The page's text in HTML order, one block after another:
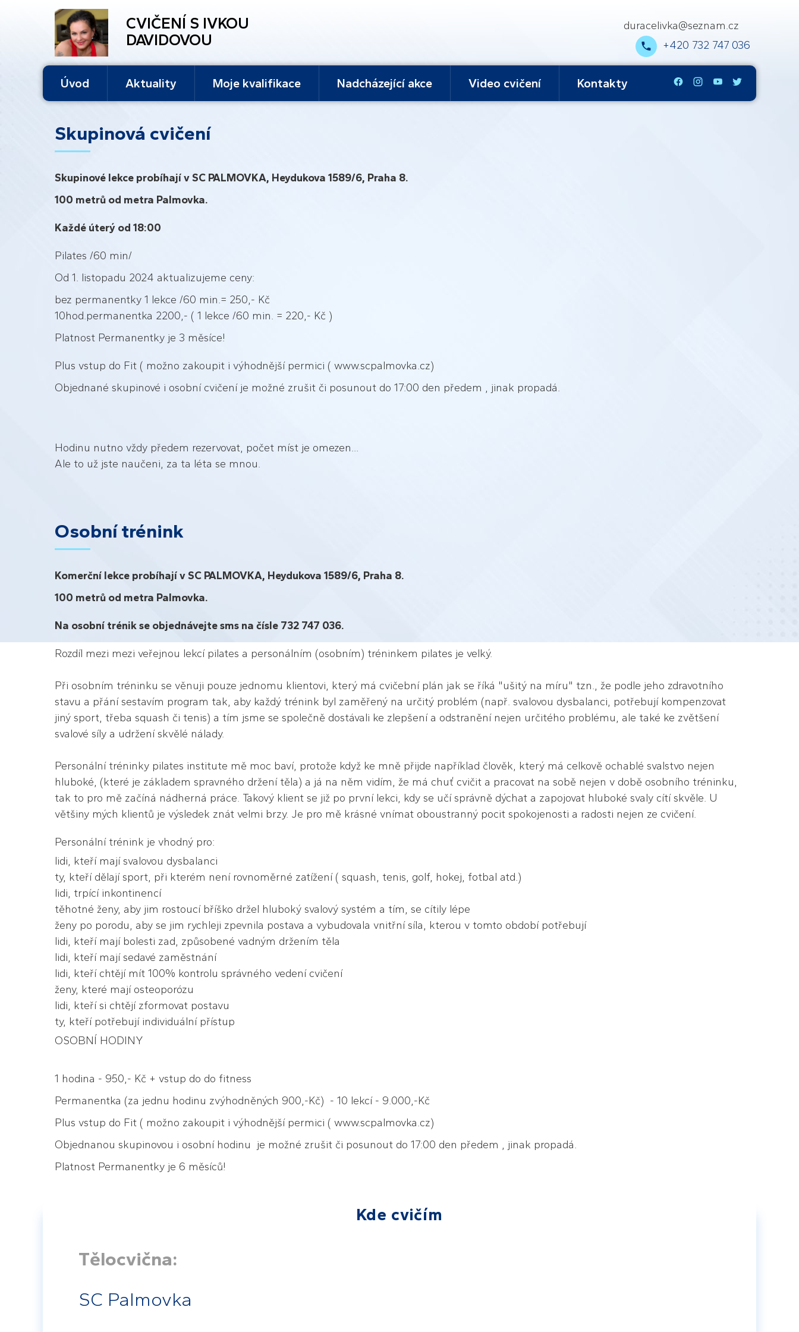
CVIČENÍ S IVKOU
DAVIDOVOU
duracelivka@seznam.cz
+420 732 747 036
Úvod Aktuality Moje kvalifikace Nadcházející akce Video cvičení Kontakty
Skupinová cvičení
Skupinové lekce probíhají v SC PALMOVKA, Heydukova 1589/6, Praha 8.
100 metrů od metra Palmovka.
Každé úterý od 18:00
Pilates /60 min/
Od 1. listopadu 2024 aktualizujeme ceny:
bez permanentky 1 lekce /60 min.= 250,- Kč
10hod.permanentka 2200,- ( 1 lekce /60 min. = 220,- Kč )
Platnost Permanentky je 3 měsíce!
Plus vstup do Fit ( možno zakoupit i výhodnější permici ( www.scpalmovka.cz)
Objednané skupinové i osobní cvičení je možné zrušit či posunout do 17:00 den předem , jinak propadá.
Hodinu nutno vždy předem rezervovat, počet míst je omezen...
Ale to už jste naučeni, za ta léta se mnou.
Osobní trénink
Komerční lekce probíhají v SC PALMOVKA, Heydukova 1589/6, Praha 8.
100 metrů od metra Palmovka.
Na osobní trénik se objednávejte sms na čísle 732 747 036.
Rozdíl mezi mezi veřejnou lekcí pilates a personálním (osobním) tréninkem pilates je velký.
Při osobním tréninku se věnuji pouze jednomu klientovi, který má cvičební plán jak se říká "ušitý na míru" tzn., že podle jeho zdravotního
stavu a přání sestavím program tak, aby každý trénink byl zaměřený na určitý problém (např. svalovou dysbalanci, potřebují kompenzovat
jiný sport, třeba squash či tenis) a tím jsme se společně dostávali ke zlepšení a odstranění nejen určitého problému, ale také ke zvětšení
svalové síly a udržení skvělé nálady.
Personální tréninky pilates institute mě moc baví, protože když ke mně přijde například člověk, který má celkově ochablé svalstvo nejen
hluboké, (které je základem spravného držení těla) a já na něm vidím, že má chuť cvičit a pracovat na sobě nejen v době osobního tréninku,
tak to pro mě začíná nádherná práce. Takový klient se již po první lekci, kdy se učí správně dýchat a zapojovat hluboké svaly cítí skvěle. U
většiny mých klientů je výsledek znát velmi brzy. Je pro mě krásné vnímat oboustranný pocit spokojenosti a radosti nejen ze cvičení.
Personální trénink je vhodný pro:
lidi, kteří mají svalovou dysbalanci
ty, kteří dělají sport, při kterém není rovnoměrné zatížení ( squash, tenis, golf, hokej, fotbal atd.)
lidi, trpící inkontinencí
těhotné ženy, aby jim rostoucí bříško držel hluboký svalový systém a tím, se cítily lépe
ženy po porodu, aby se jim rychleji zpevnila postava a vybudovala vnitřní síla, kterou v tomto období potřebují
lidi, kteří mají bolesti zad, způsobené vadným držením těla
lidi, kteří mají sedavé zaměstnání
lidi, kteří chtějí mít 100% kontrolu správného vedení cvičení
ženy, které mají osteoporózu
lidi, kteří si chtějí zformovat postavu
ty, kteří potřebují individuální přístup
OSOBNÍ HODINY
1 hodina - 950,- Kč + vstup do do fitness
Permanentka (za jednu hodinu zvýhodněných 900,-Kč) - 10 lekcí - 9.000,-Kč
Plus vstup do Fit ( možno zakoupit i výhodnější permici ( www.scpalmovka.cz)
Objednanou skupinovou i osobní hodinu je možné zrušit či posunout do 17:00 den předem , jinak propadá.
Platnost Permanentky je 6 měsíců!
Kde cvičím
Tělocvična:
SC Palmovka